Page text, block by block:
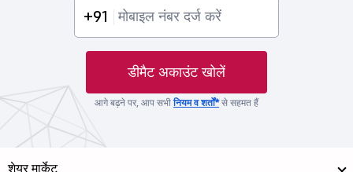
+91
डीमैट अकाउंट खोलें
आगे बढ़ने पर, आप सभीनियम व शर्तों*से सहमत हैं
शेयर मार्केट